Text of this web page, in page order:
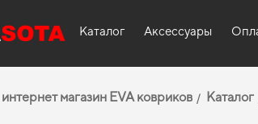
Каталог Аксессуары
магазин EVA ковриков Каталог